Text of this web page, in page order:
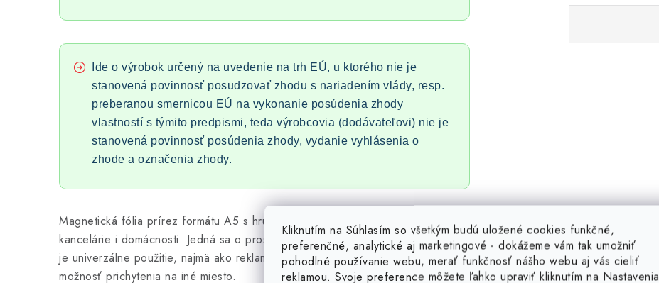
Kliknutím na Súhlasím so všetkým budú uložené cookies funkčné,
preferenčné, analytické aj marketingové - dokážeme vám tak umožniť
pohodlné používanie webu, merať funkčnosť nášho webu aj vás cieliť
reklamou. Svoje preference môžete ľahko upraviť kliknutím na Nastavenia
Ide o výrobok určený na uvedenie na trh EÚ, u ktorého nie je
stanovená povinnosť posudzovať zhodu s nariadením vlády, resp.
preberanou smernicou EÚ na vykonanie posúdenia zhody
vlastností s týmito predpismi, teda výrobcovia (dodávateľovi) nie je
stanovená povinnosť posúdenia zhody, vydanie vyhlásenia o
zhode a označenia zhody.
Magnetická fólia prírez formátu A5 s hrúbkou 0,5 mm v biele farbe sa hodí do
kancelárie i domácnosti. Jedná sa o prostý, avšak mimoriadny vynález. Výhodou
je univerzálne použitie, najmä ako reklamný nosič, jednoduchá manipulácia a
možnosť prichytenia na iné miesto.